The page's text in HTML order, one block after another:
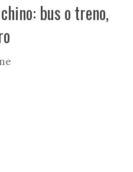
bus o treno,